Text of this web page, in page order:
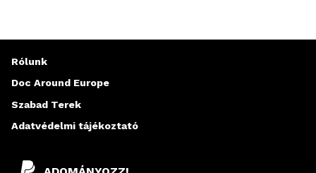
Rólunk
Doc Around Europe
Szabad Terek
Adatvédelmi tájékoztató